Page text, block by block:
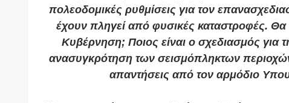
πολεοδομικές ρυθμίσεις για τον
έχουν πληγεί από φυσικές καταστροφές. Θα
Κυβέρνηση; Ποιος είναι ο σχεδιασμός για
ανασυγκρότηση των σεισμόπληκτων
απαντήσεις από τον αρμόδιο